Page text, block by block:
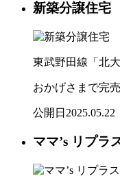
新築分譲住宅
東武野田線「北
おかげさまで完
公開日 2025.05.22
ママ’s リプラ